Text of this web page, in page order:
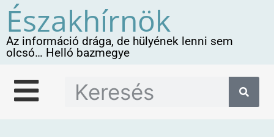
Északhírnök
Az információ drága, de hülyének lenni sem
olcsó… Helló bazmegye